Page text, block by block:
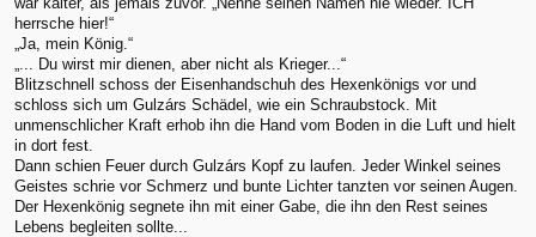
herrsche hier!“
„Ja, mein König.“
„... Du wirst mir dienen, aber nicht als Krieger...“
Blitzschnell schoss der Eisenhandschuh des Hexenkönigs vor und
schloss sich um Gulzárs Schädel, wie ein Schraubstock. Mit
unmenschlicher Kraft erhob ihn die Hand vom Boden in die Luft und hielt
in dort fest.
Dann schien Feuer durch Gulzárs Kopf zu laufen. Jeder Winkel seines
Geistes schrie vor Schmerz und bunte Lichter tanzten vor seinen Augen.
Der Hexenkönig segnete ihn mit einer Gabe, die ihn den Rest seines
Lebens begleiten sollte...